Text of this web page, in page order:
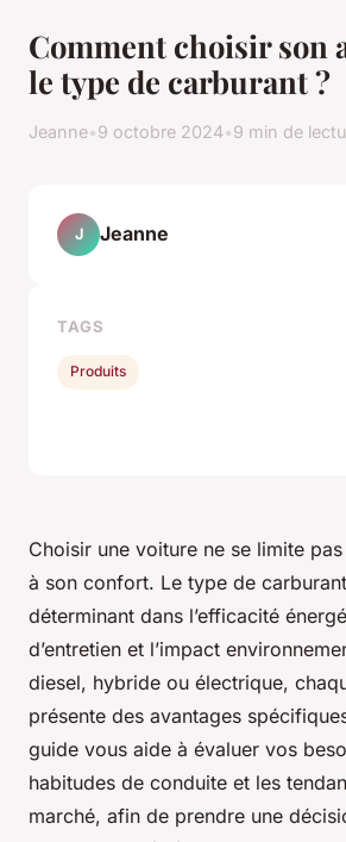
Comment choisir son
le type de carburant ?
Jeanne•9 octobre 2024•9 min de
Choisir une voiture ne se limite
à son confort. Le type de
déterminant dans l’efficacité
d’entretien et l’impact
diesel, hybride ou électrique,
présente des avantages
guide vous aide à évaluer vos
habitudes de conduite et les
marché, afin de prendre une
J Jeanne
TAGS
Produits